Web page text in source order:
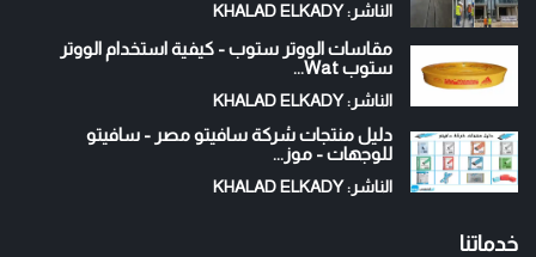
الناشر: KHALAD ELKADY
مقاسات الووتر ستوب - كيفية استخدام الووتر
ستوب Wat...
الناشر: KHALAD ELKADY
دليل منتجات شركة سافيتو مصر - سافيتو
للوجهات - موز...
الناشر: KHALAD ELKADY
خدماتنا